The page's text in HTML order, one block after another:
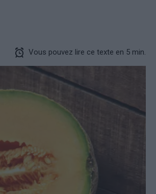
Vous pouvez lire ce texte en 5 min.